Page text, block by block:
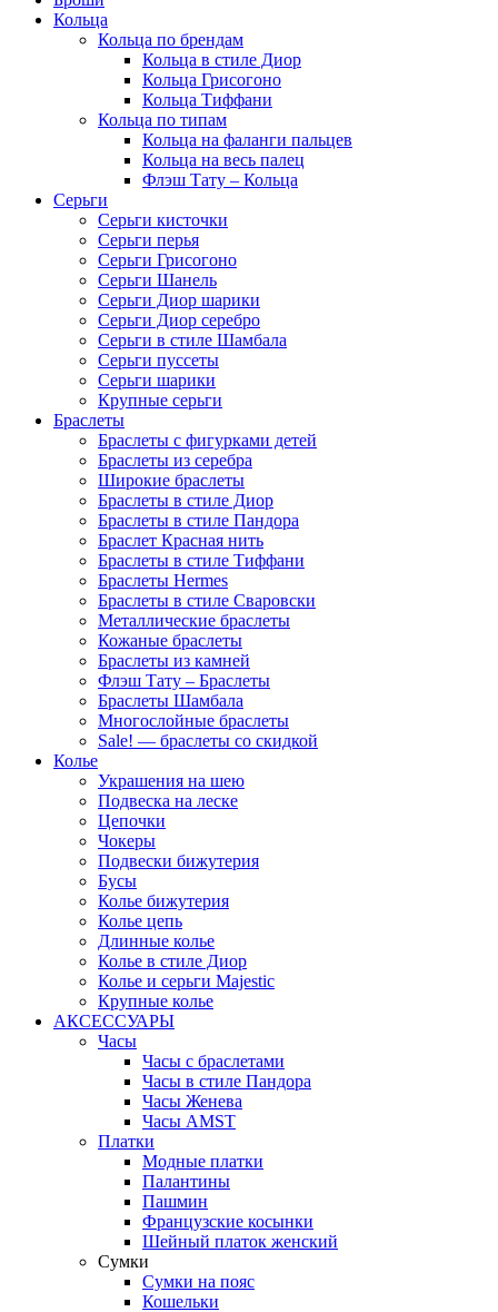
Кольца
Кольца по брендам
Кольца в стиле Диор
Кольца Грисогоно
Кольца Тиффани
Кольца по типам
Кольца на фаланги пальцев
Кольца на весь палец
Флэш Тату – Кольца
Серьги
Серьги кисточки
Серьги перья
Серьги Грисогоно
Серьги Шанель
Серьги Диор шарики
Серьги Диор серебро
Серьги в стиле Шамбала
Серьги пуссеты
Серьги шарики
Крупные серьги
Браслеты
Браслеты с фигурками детей
Браслеты из серебра
Широкие браслеты
Браслеты в стиле Диор
Браслеты в стиле Пандора
Браслет Красная нить
Браслеты в стиле Тиффани
Браслеты Hermes
Браслеты в стиле Сваровски
Металлические браслеты
Кожаные браслеты
Браслеты из камней
Флэш Тату – Браслеты
Браслеты Шамбала
Многослойные браслеты
Sale! — браслеты со скидкой
Колье
Украшения на шею
Подвеска на леске
Цепочки
Чокеры
Подвески бижутерия
Бусы
Колье бижутерия
Колье цепь
Длинные колье
Колье в стиле Диор
Колье и серьги Majestic
Крупные колье
АКСЕССУАРЫ
Часы
Часы с браслетами
Часы в стиле Пандора
Часы Женева
Часы AMST
Платки
Модные платки
Палантины
Пашмин
Французские косынки
Шейный платок женский
Сумки
Сумки на пояс
Кошельки